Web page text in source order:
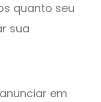
quanto seu
sua
em